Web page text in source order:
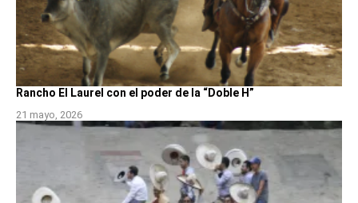
Rancho El Laurel con el poder de la “Doble H”
21 mayo, 2026